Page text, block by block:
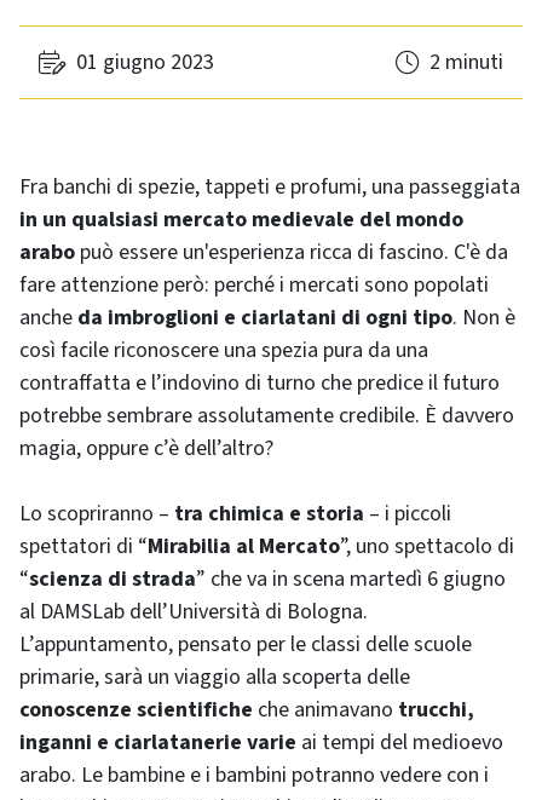
01 giugno 2023 2 minuti
Fra banchi di spezie, tappeti e profumi, una passeggiata
in un qualsiasi mercato medievale del mondo
arabo può essere un'esperienza ricca di fascino. C'è da
fare attenzione però: perché i mercati sono popolati
anche da imbroglioni e ciarlatani di ogni tipo. Non è
così facile riconoscere una spezia pura da una
contraffatta e l’indovino di turno che predice il futuro
potrebbe sembrare assolutamente credibile. È davvero
magia, oppure c’è dell’altro?
Lo scopriranno – tra chimica e storia – i piccoli
spettatori di “Mirabilia al Mercato”, uno spettacolo di
“scienza di strada” che va in scena martedì 6 giugno
al DAMSLab dell’Università di Bologna.
L’appuntamento, pensato per le classi delle scuole
primarie, sarà un viaggio alla scoperta delle
conoscenze scientifiche che animavano trucchi,
inganni e ciarlatanerie varie ai tempi del medioevo
arabo. Le bambine e i bambini potranno vedere con i